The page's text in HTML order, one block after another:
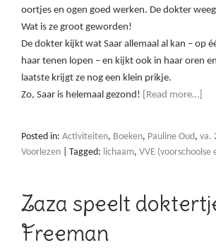
oortjes en ogen goed werken. De dokter
Wat is ze groot geworden!
De dokter kijkt wat Saar allemaal al kan – op
haar tenen lopen – en kijkt ook in haar oren
laatste krijgt ze nog een klein prikje.
Zo, Saar is helemaal gezond!
[Read more…]
Posted in: Activiteiten, Boeken, Pauline Oud, va.
Voorlezen
Tagged: lichaam, VVE (voorschoolse
Zaza speelt
Freeman